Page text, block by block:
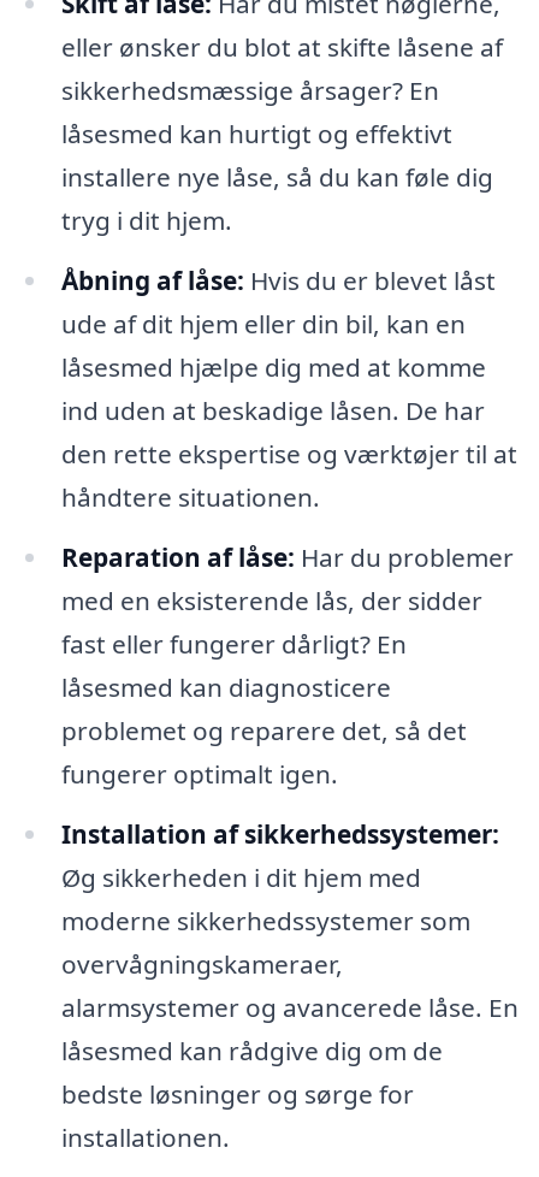
eller ønsker du blot at skifte låsene af
sikkerhedsmæssige årsager? En
låsesmed kan hurtigt og effektivt
installere nye låse, så du kan føle dig
tryg i dit hjem.
Åbning af låse: Hvis du er blevet låst
ude af dit hjem eller din bil, kan en
låsesmed hjælpe dig med at komme
ind uden at beskadige låsen. De har
den rette ekspertise og værktøjer til at
håndtere situationen.
Reparation af låse: Har du problemer
med en eksisterende lås, der sidder
fast eller fungerer dårligt? En
låsesmed kan diagnosticere
problemet og reparere det, så det
fungerer optimalt igen.
Installation af sikkerhedssystemer:
Øg sikkerheden i dit hjem med
moderne sikkerhedssystemer som
overvågningskameraer,
alarmsystemer og avancerede låse. En
låsesmed kan rådgive dig om de
bedste løsninger og sørge for
installationen.